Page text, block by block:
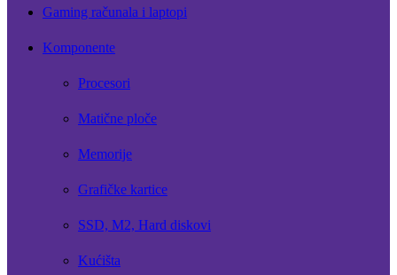
Gaming računala i laptopi
Komponente
Procesori
Matične ploče
Memorije
Grafičke kartice
SSD, M2, Hard diskovi
Kućišta